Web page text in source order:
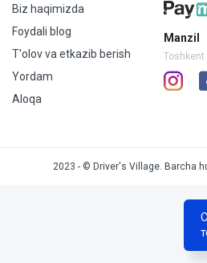
Biz haqimizda
Foydali blog
T'olov va etkazib berish
Yordam
Aloqa
Manzil
Toshkent
2023 - © Driver's Village. Barcha